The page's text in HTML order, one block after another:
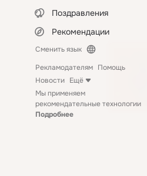
Поздравления
Рекомендации
Сменить язык
Рекламодателям Помощь
Новости Ещё
Мы применяем
рекомендательные технологии
Подробнее